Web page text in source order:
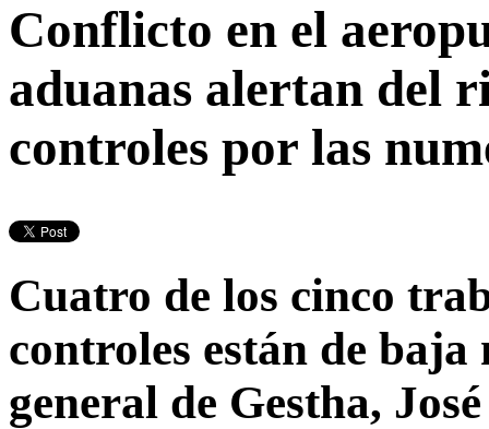
Conflicto en el
aduanas alertan del
controles por las
Cuatro de los cinco
controles están de
general de Gestha,